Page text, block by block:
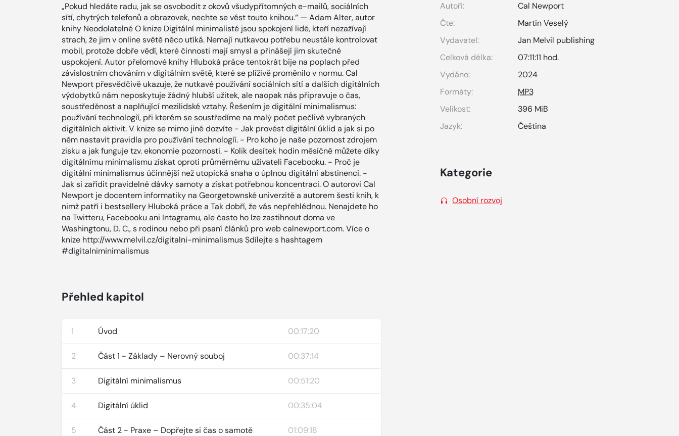
„Pokud hledáte radu, jak se osvobodit z okovů všudypřítomných e-mailů, sociálních
sítí, chytrých telefonů a obrazovek, nechte se vést touto knihou.“ — Adam Alter, autor
knihy Neodolatelné O knize Digitální minimalisté jsou spokojení lidé, kteří nezažívají
strach, že jim v online světě něco utíká. Nemají nutkavou potřebu neustále kontrolovat
mobil, protože dobře vědí, které činnosti mají smysl a přinášejí jim skutečné
uspokojení. Autor přelomové knihy Hluboká práce tentokrát bije na poplach před
závislostním chováním v digitálním světě, které se plíživě proměnilo v normu. Cal
Newport přesvědčivě ukazuje, že nutkavé používání sociálních sítí a dalších digitálních
výdobytků nám neposkytuje žádný hlubší užitek, ale naopak nás připravuje o čas,
soustředěnost a naplňující mezilidské vztahy. Řešením je digitální minimalismus:
používání technologií, při kterém se soustředíme na malý počet pečlivě vybraných
digitálních aktivit. V knize se mimo jiné dozvíte - Jak provést digitální úklid a jak si po
něm nastavit pravidla pro používání technologií. - Pro koho je naše pozornost zdrojem
zisku a jak funguje tzv. ekonomie pozornosti. - Kolik desítek hodin měsíčně můžete díky
digitálnímu minimalismu získat oproti průměrnému uživateli Facebooku. - Proč je
digitální minimalismus účinnější než utopická snaha o úplnou digitální abstinenci. -
Jak si zařídit pravidelné dávky samoty a získat potřebnou koncentraci. O autorovi Cal
Newport je docentem informatiky na Georgetownské univerzitě a autorem šesti knih, k
nimž patří i bestsellery Hluboká práce a Tak dobří, že vás nepřehlédnou. Nenajdete ho
na Twitteru, Facebooku ani Intagramu, ale často ho lze zastihnout doma ve
Washingtonu, D. C., s rodinou nebo při psaní článků pro web calnewport.com. Více o
knize http://www.melvil.cz/digitalni-minimalismus Sdílejte s hashtagem
#digitalniminimalismus
Přehled kapitol
1 Úvod 00:17:20
2 Část 1 - Základy – Nerovný souboj 00:37:14
3 Digitální minimalismus 00:51:20
4 Digitální úklid 00:35:04
5 Část 2 - Praxe – Dopřejte si čas o samotě 01:09:18
Autoři:
Cal Newport
Čte:
Martin Veselý
Vydavatel:
Jan Melvil publishing
Celková délka:
07:11:11 hod.
Vydáno:
2024
Formáty:
MP3
Velikost:
396 MiB
Jazyk:
Čeština
Kategorie
Osobní rozvoj